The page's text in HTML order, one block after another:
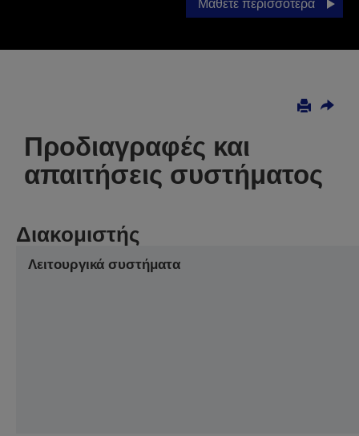
Μάθετε περισσότερα
Προδιαγραφές και
απαιτήσεις συστήματος
Διακομιστής
Λειτουργικά συστήματα